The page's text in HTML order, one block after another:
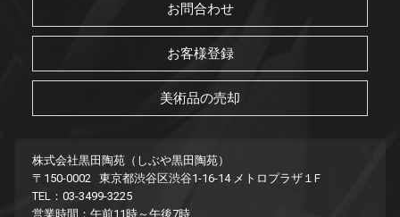
お問合わせ
お客様登録
美術品の売却
株式会社黒田陶苑（しぶや黒田陶苑）
〒150-0002 東京都渋谷区渋谷1-16-14 メトロプラザ１F
TEL：03-3499-3225
営業時間：午前11時～午後7時